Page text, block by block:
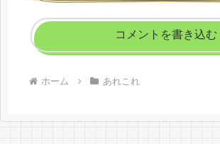
コメントを書き込む
ホーム あれこれ